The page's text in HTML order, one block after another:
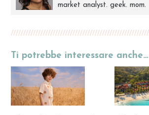
market analyst. geek. mom.
Ti potrebbe interessare anche…